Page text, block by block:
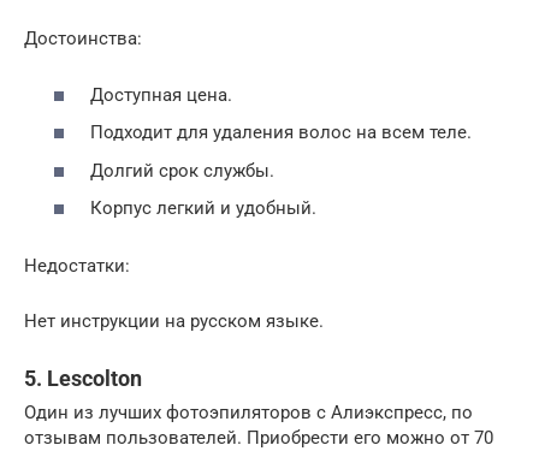
Достоинства:
Доступная цена.
Подходит для удаления волос на всем теле.
Долгий срок службы.
Корпус легкий и удобный.
Недостатки:
Нет инструкции на русском языке.
5. Lescolton
Один из лучших фотоэпиляторов с Алиэкспресс, по
отзывам пользователей. Приобрести его можно от 70